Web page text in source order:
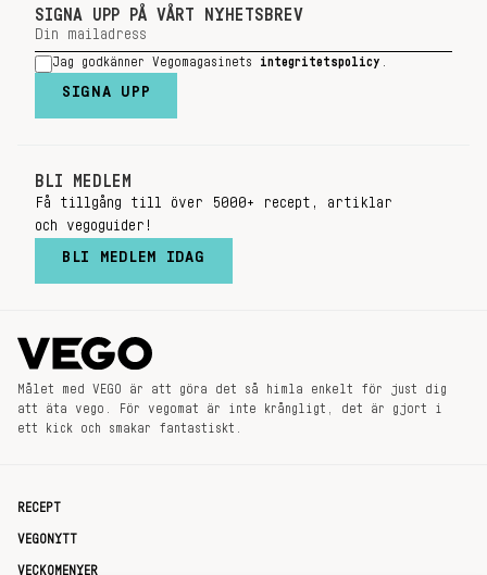
SIGNA UPP PÅ VÅRT NYHETSBREV
Jag godkänner Vegomagasinets integritetspolicy
SIGNA UPP
BLI MEDLEM
Få tillgång till över 5000+ recept, artiklar
och vegoguider!
BLI MEDLEM IDAG
Målet med VEGO är att göra det så himla enkelt för just dig
att äta vego. För vegomat är inte krångligt, det är gjort i
ett kick och smakar fantastiskt.
RECEPT
VEGONYTT
VECKOMENYER